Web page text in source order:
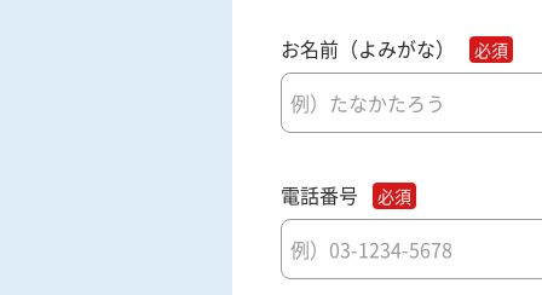
お名前（よみがな）
電話番号